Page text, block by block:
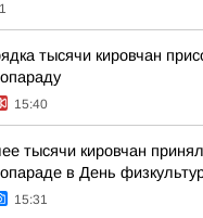
тысячи кировчан
15:40
тысячи кировчан
в День
15:31